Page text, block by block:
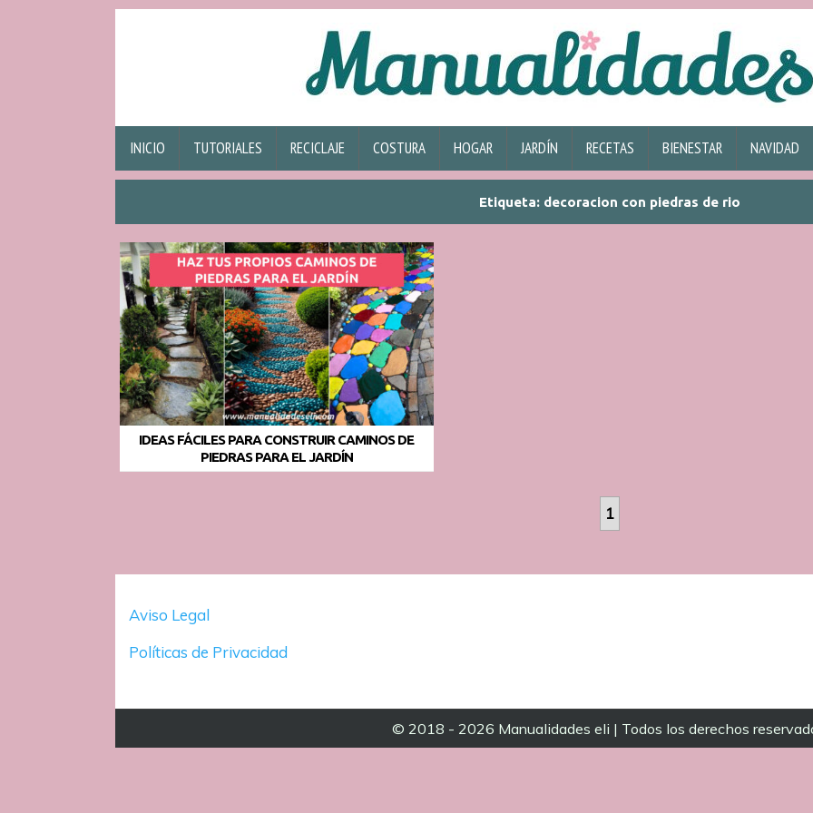
INICIO TUTORIALES RECICLAJE COSTURA HOGAR JARDÍN RECETAS BIENESTAR NAVIDAD
Etiqueta: decoracion con piedras de rio
IDEAS FÁCILES PARA CONSTRUIR CAMINOS DE
PIEDRAS PARA EL JARDÍN
1
Aviso Legal
Políticas de Privacidad
© 2018 - 2026 Manualidades eli | Todos los derechos